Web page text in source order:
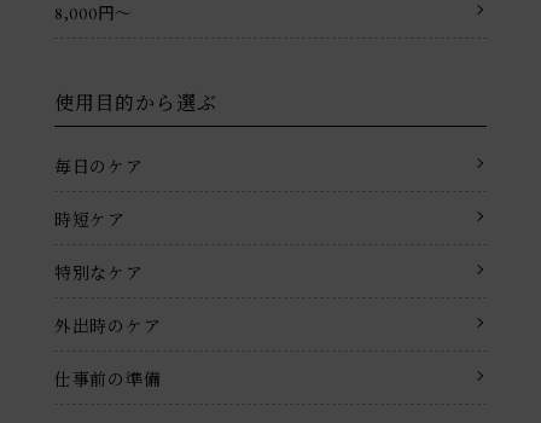
8,000円〜
使用目的から選ぶ
毎日のケア
時短ケア
特別なケア
外出時のケア
仕事前の準備